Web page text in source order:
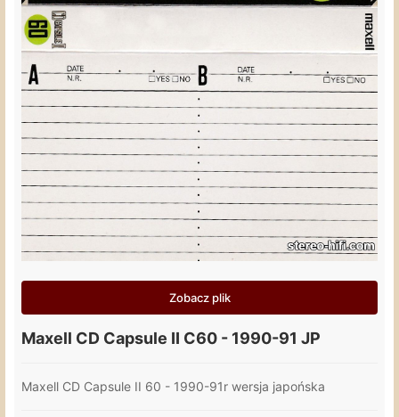
Zobacz plik
Maxell CD Capsule II C60 - 1990-91 JP
Maxell CD Capsule II 60 - 1990-91r wersja japońska